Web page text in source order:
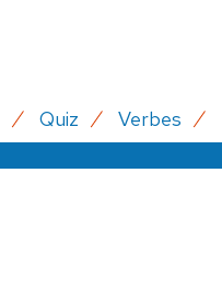
Quiz Verbes